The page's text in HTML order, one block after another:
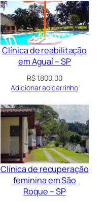
Clínica de reabilitação
em Aguaí – SP
R$1.800,00
Adicionar ao carrinho
Clínica de recuperação
feminina em São
Roque – SP